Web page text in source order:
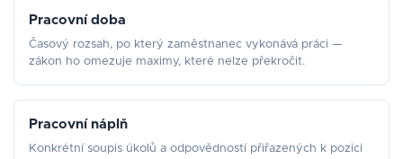
Pracovní doba
Časový rozsah, po který zaměstnanec vykonává práci —
zákon ho omezuje maximy, které nelze překročit.
Pracovní náplň
Konkrétní soupis úkolů a odpovědností přiřazených k pozici